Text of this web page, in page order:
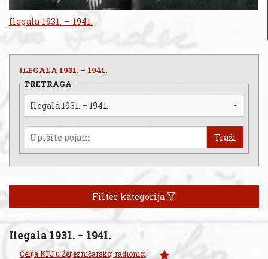
Ilegala 1931. – 1941.
ILEGALA 1931. – 1941.
PRETRAGA
Traži
Filter kategorija
Ilegala 1931. – 1941.
Ćelija KPJ u Željezničarskoj radionici